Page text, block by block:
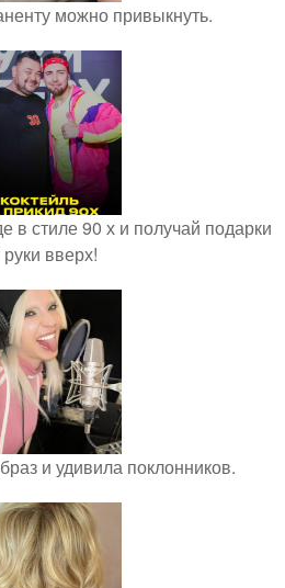
можно привыкнуть.
в стиле 90 х и получай подарки
руки вверх!
и удивила поклонников.